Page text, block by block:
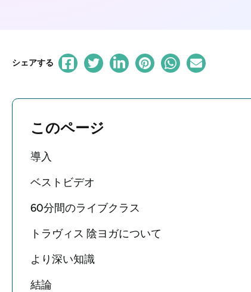
シェアする
このページ
導入
ベストビデオ
60分間のライブクラス
トラヴィス 陰ヨガについて
より深い知識
結論